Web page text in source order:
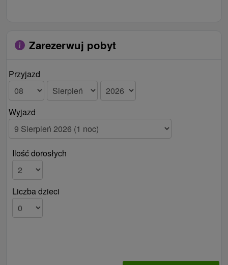
Zarezerwuj pobyt
Przyjazd
Wyjazd
Ilość dorosłych
Liczba dzieci